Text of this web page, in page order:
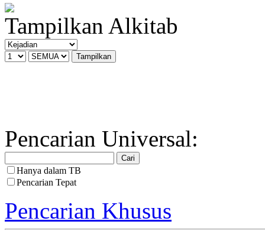
Tampilkan Alkitab
Pencarian Universal:
Hanya dalam TB
Pencarian Tepat
Pencarian Khusus